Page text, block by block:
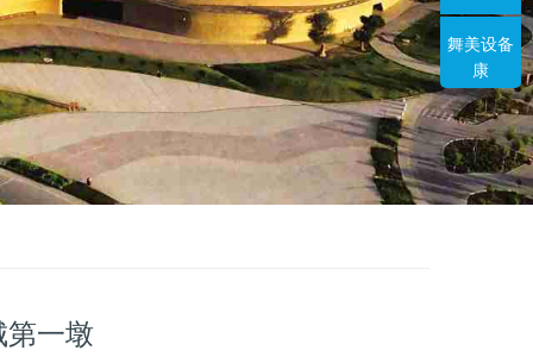
一墩
舞美设备
康